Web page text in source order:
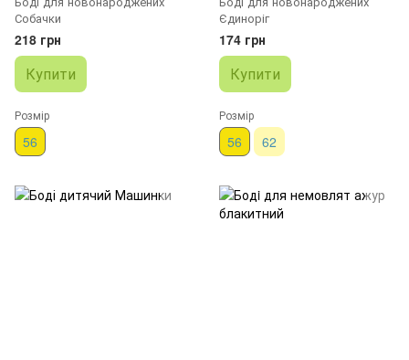
Собачки
218 грн
Купити
Розмір
56
Єдиноріг
174 грн
Купити
Розмір
56 62